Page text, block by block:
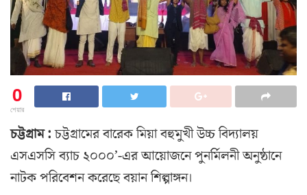
0
শেয়ার
চট্টগ্রাম :চট্টগ্রামের বারেক মিয়া বহুমুখী উচ্চ বিদ্যালয়
এসএসসি ব্যাচ ২০০০’-এর আয়োজনে পুনর্মিলনী অনুষ্ঠানে
নাটক পরিবেশন করেছে বয়ান শিল্পাঙ্গন।